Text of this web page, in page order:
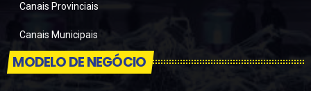
Canais Provinciais
Canais Municipais
MODELO DE NEGÓCIO